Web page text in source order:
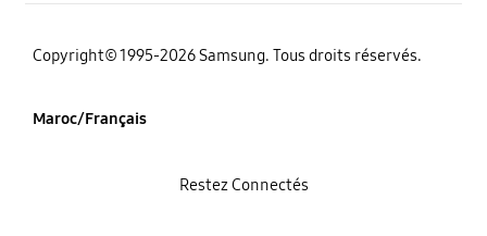
Copyright© 1995-2026 Samsung. Tous droits réservés.
Maroc/Français
Restez Connectés